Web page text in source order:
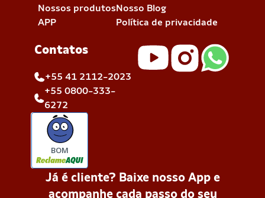
Nossos produtos
APP
Nosso Blog
Política de privacidade
Contatos
+55 41 2112-2023
+55 0800-333-
6272
BOM
Já é cliente? Baixe nosso App e
acompanhe cada passo do seu